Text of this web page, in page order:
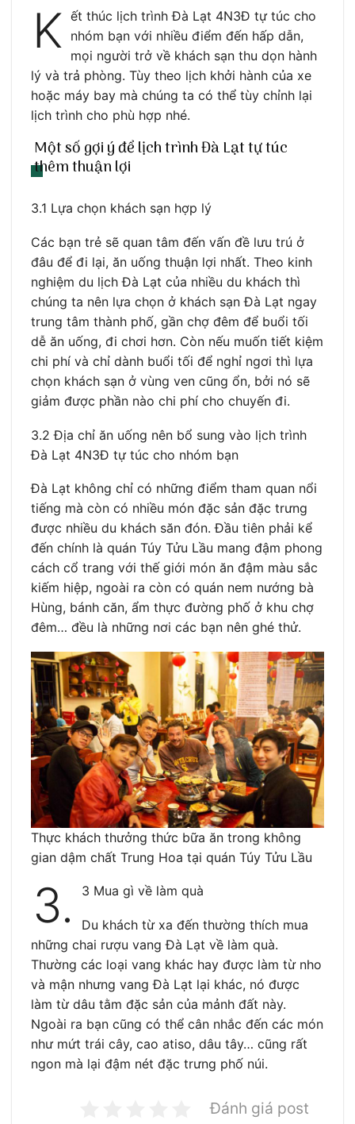
K ết thúc lịch trình Đà Lạt 4N3Đ tự túc cho
nhóm bạn với nhiều điểm đến hấp dẫn,
mọi người trở về khách sạn thu dọn hành
lý và trả phòng. Tùy theo lịch khởi hành của xe
hoặc máy bay mà chúng ta có thể tùy chỉnh lại
lịch trình cho phù hợp nhé.
Một số gợi ý để lịch trình Đà Lạt tự túc
thêm thuận lợi
3.1 Lựa chọn khách sạn hợp lý
Các bạn trẻ sẽ quan tâm đến vấn đề lưu trú ở
đâu để đi lại, ăn uống thuận lợi nhất. Theo kinh
nghiệm du lịch Đà Lạt của nhiều du khách thì
chúng ta nên lựa chọn ở khách sạn Đà Lạt ngay
trung tâm thành phố, gần chợ đêm để buổi tối
dễ ăn uống, đi chơi hơn. Còn nếu muốn tiết kiệm
chi phí và chỉ dành buổi tối để nghỉ ngơi thì lựa
chọn khách sạn ở vùng ven cũng ổn, bởi nó sẽ
giảm được phần nào chi phí cho chuyến đi.
3.2 Địa chỉ ăn uống nên bổ sung vào lịch trình
Đà Lạt 4N3Đ tự túc cho nhóm bạn
Đà Lạt không chỉ có những điểm tham quan nổi
tiếng mà còn có nhiều món đặc sản đặc trưng
được nhiều du khách săn đón. Đầu tiên phải kể
đến chính là quán Túy Tửu Lầu mang đậm phong
cách cổ trang với thế giới món ăn đậm màu sắc
kiếm hiệp, ngoài ra còn có quán nem nướng bà
Hùng, bánh căn, ẩm thực đường phố ở khu chợ
đêm… đều là những nơi các bạn nên ghé thử.
Thực khách thưởng thức bữa ăn trong không
gian dậm chất Trung Hoa tại quán Túy Tửu Lầu
3. 3 Mua gì về làm quà
Du khách từ xa đến thường thích mua
những chai rượu vang Đà Lạt về làm quà.
Thường các loại vang khác hay được làm từ nho
và mận nhưng vang Đà Lạt lại khác, nó được
làm từ dâu tằm đặc sản của mảnh đất này.
Ngoài ra bạn cũng có thể cân nhắc đến các món
như mứt trái cây, cao atiso, dâu tây… cũng rất
ngon mà lại đậm nét đặc trưng phố núi.
Đánh giá post